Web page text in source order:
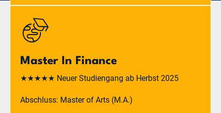
Master In Finance
★★★★★ Neuer Studiengang ab Herbst 2025
Abschluss: Master of Arts (M.A.)